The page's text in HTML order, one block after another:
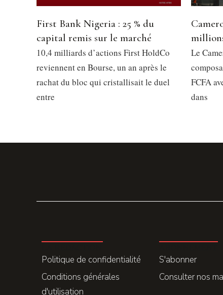
First Bank Nigeria : 25 % du
capital remis sur le marché
10,4 milliards d’actions First HoldCo
reviennent en Bourse, un an après le
rachat du bloc qui cristallisait le duel
entre
Le
FCFA
dans
Politique de confidentialité
Conditions générales
d'utilisation
S'abonner
Consulter nos